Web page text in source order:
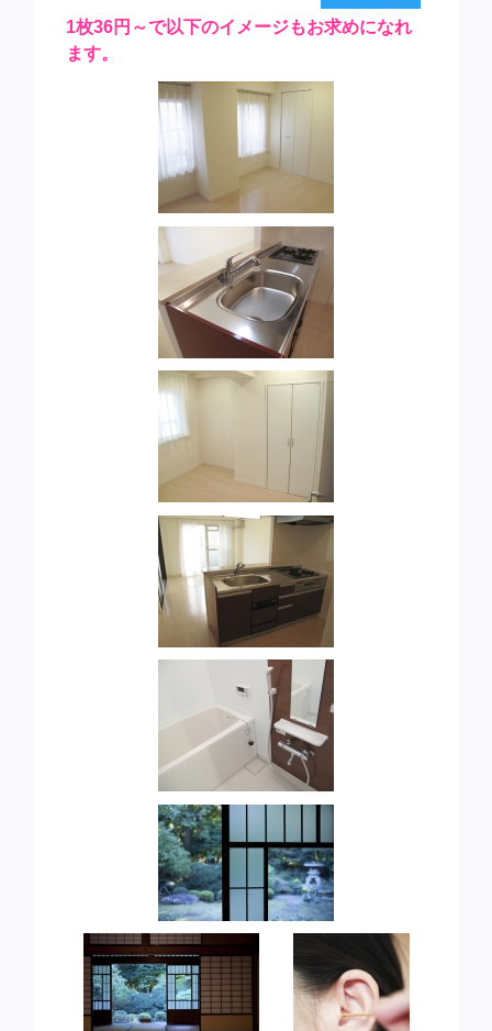
1枚36円～で以下のイメージもお求めになれ
ます。